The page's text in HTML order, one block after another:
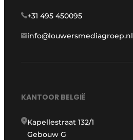
+31 495 450095
info@louwersmediagroep.nl
KANTOOR BELGIË
Kapellestraat 132/1
Gebouw G